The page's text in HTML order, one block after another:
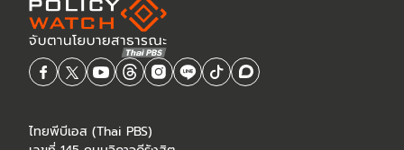
ไทยพีบีเอส (Thai PBS)